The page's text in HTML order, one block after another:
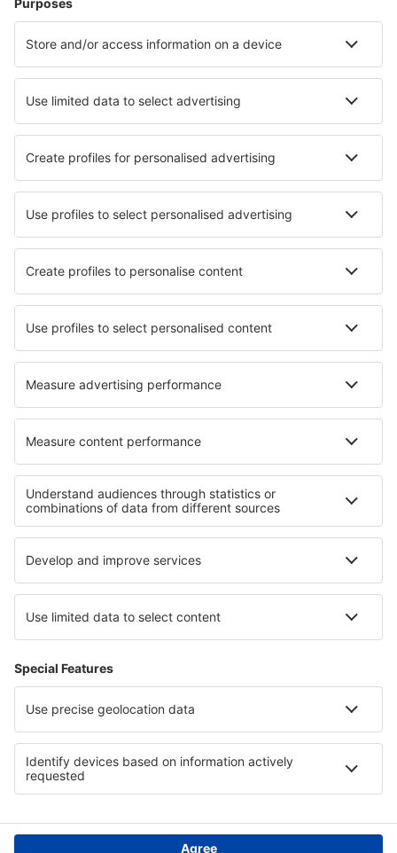
Unterkunft in Zandvoort Unterkunft in Kamperland
Unterkunft in Garderen Unterkunft in Emst
Unterkunft in Sint Maartensvlotbrug
Die besten Unterkünfte - Städte
Unterkunft in San Bartolome Unterkunft in Campodenno
Unterkunft in Samone Unterkunft in Raka
Unterkunft in Prachatice Unterkunft in Boulleville
Unterkunft in Meruoca Unterkunft in Termas de Reyes
Die besten Unterkünfte - Regionen
Unterkunft in den Niederlanden
Unterkunft in Nationalpark Rodna-Gebirge
Unterkunft in Katar Unterkunft in Honduras
Unterkunft in Diani Beach Unterkunft Plovdiv province